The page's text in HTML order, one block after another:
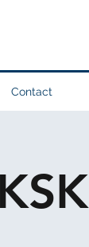
Contact